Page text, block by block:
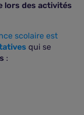
lors des activités
scolaire est
qui se
: